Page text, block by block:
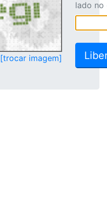
[trocar imagem]
lado no